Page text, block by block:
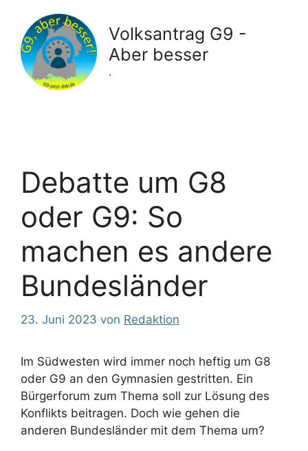
Inhalt
springen
Volksantrag G9 -
Aber besser
.
Debatte um G8
oder G9: So
machen es andere
Bundesländer
23. Juni 2023 von Redaktion
Im Südwesten wird immer noch heftig um G8
oder G9 an den Gymnasien gestritten. Ein
Bürgerforum zum Thema soll zur Lösung des
Konflikts beitragen. Doch wie gehen die
anderen Bundesländer mit dem Thema um?